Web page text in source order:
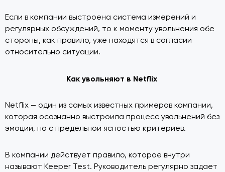
Если в компании выстроена система измерений и
регулярных обсуждений, то к моменту увольнения обе
стороны, как правило, уже находятся в согласии
относительно ситуации.
Как увольняют в Netflix
Netflix — один из самых известных примеров компании,
которая осознанно выстроила процесс увольнений без
эмоций, но с предельной ясностью критериев.
В компании действует правило, которое внутри
называют Keeper Test. Руководитель регулярно задает